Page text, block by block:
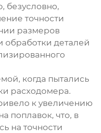
безусловно,
точности
размеров
обработки деталей
когда пытались
расходомера.
к увеличению
поплавок, что, в
на точности